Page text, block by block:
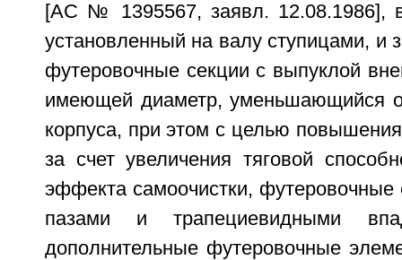
[АС № 1395567, заявл. 12.08.1986],
установленный на валу ступицами, и
футеровочные секции с выпуклой
имеющей диаметр, уменьшающийся
корпуса, при этом с целью
за счет увеличения тяговой
эффекта самоочистки,
пазами и трапециевидными
дополнительные футеровочные